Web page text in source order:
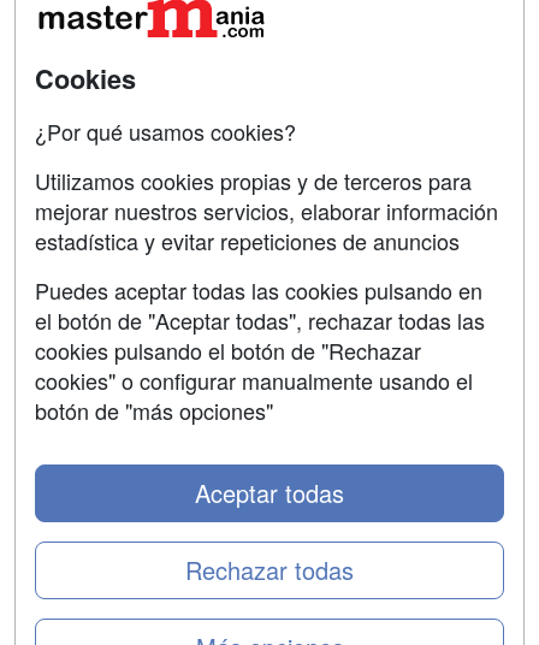
Acceso Usuarios
Acceso Centros
Contactar
Confidencialidad
Aviso legal
Copyleft
Cookies
¿Por qué usamos cookies?
Utilizamos cookies propias y de terceros para
mejorar nuestros servicios, elaborar información
estadística y evitar repeticiones de anuncios
Puedes aceptar todas las cookies pulsando en
el botón de "Aceptar todas", rechazar todas las
cookies pulsando el botón de "Rechazar
cookies" o configurar manualmente usando el
botón de "más opciones"
Rechazar todas
Aceptar todas